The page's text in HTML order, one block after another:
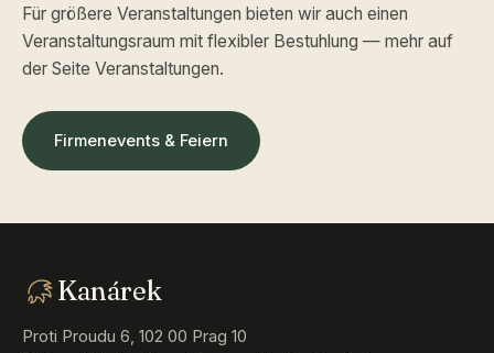
Für größere Veranstaltungen bieten wir auch einen
Veranstaltungsraum mit flexibler Bestuhlung — mehr auf
der Seite Veranstaltungen.
Firmenevents & Feiern
Kanárek
Proti Proudu 6, 102 00 Prag 10